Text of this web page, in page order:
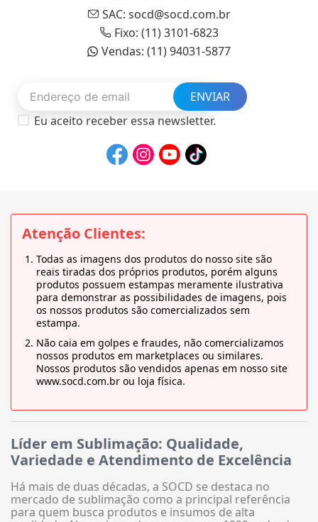
SAC: socd@socd.com.br
Fixo: (11) 3101-6823
Vendas: (11) 94031-5877
ENVIAR
Eu aceito receber essa newsletter.
Atenção Clientes:
Todas as imagens dos produtos do nosso site são
reais tiradas dos próprios produtos, porém alguns
produtos possuem estampas meramente ilustrativa
para demonstrar as possibilidades de imagens, pois
os nossos produtos são comercializados sem
estampa.
Não caia em golpes e fraudes, não comercializamos
nossos produtos em marketplaces ou similares.
Nossos produtos são vendidos apenas em nosso site
www.socd.com.br ou loja física.
Líder em Sublimação: Qualidade,
Variedade e Atendimento de Excelência
Há mais de duas décadas, a SOCD se destaca no
mercado de sublimação como a principal referência
para quem busca produtos e insumos de alta